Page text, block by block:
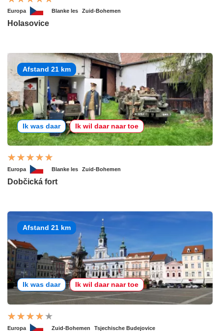
Europa Blanke les Zuid-Bohemen
Holasovice
Afstand 21 km
Ik was daar Ik wil daar naar toe
Europa Blanke les Zuid-Bohemen
Dobčická fort
Afstand 21 km
Ik was daar Ik wil daar naar toe
Europa Zuid-Bohemen Tsjechische Budejovice